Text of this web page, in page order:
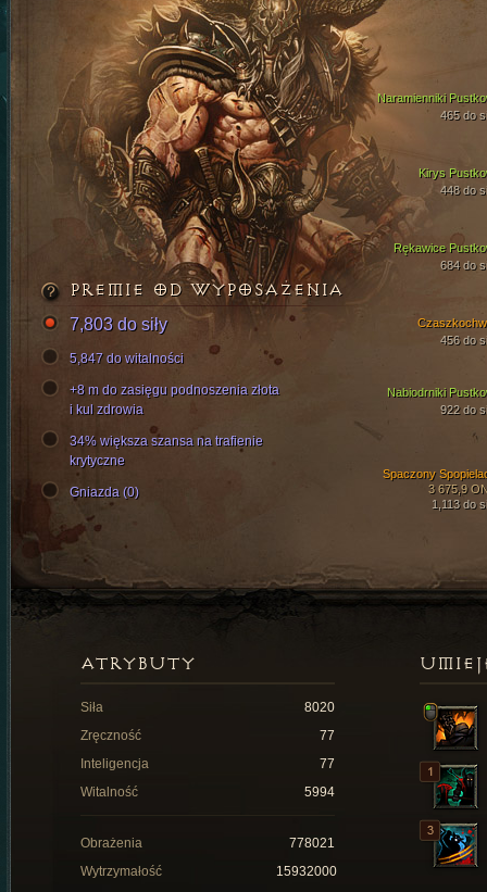
Kirys
448 do
Rękawice
684 do
Naramienniki
465 do
Nabiodrniki
922 do
Spaczony
3 675,9
1,113 do
456 do
PREMIE OD WYPOSAŻENIA
7,803 do siły
5,847 do witalności
+8 m do zasięgu podnoszenia złota
i kul zdrowia
34% większa szansa na trafienie
krytyczne
Gniazda (0)
ATRYBUTY
Siła
8020
Zręczność
77
Inteligencja
77
Witalność
5994
Obrażenia
778021
Wytrzymałość
15932000